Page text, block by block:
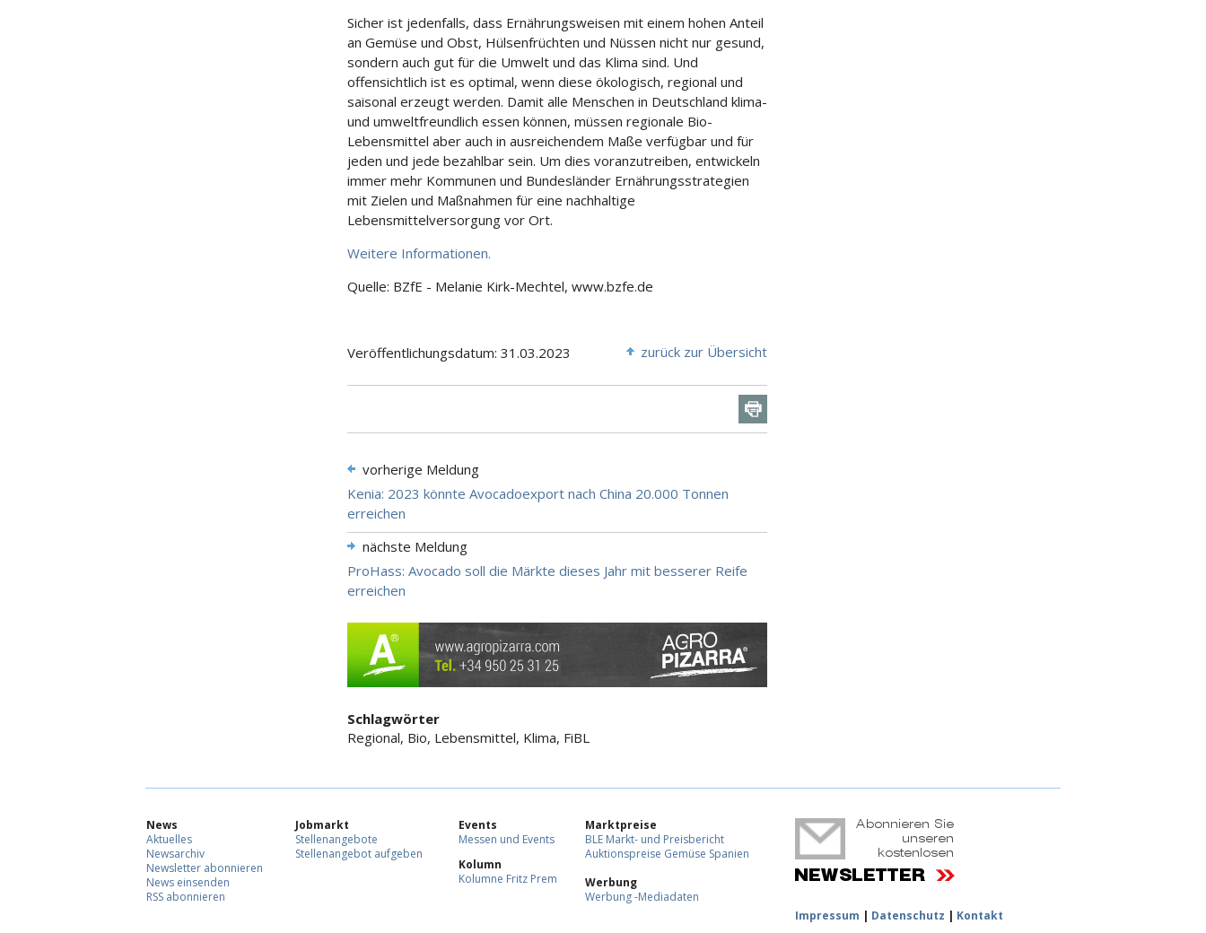
Sicher ist jedenfalls, dass Ernährungsweisen mit einem hohen Anteil
an Gemüse und Obst, Hülsenfrüchten und Nüssen nicht nur gesund,
sondern auch gut für die Umwelt und das Klima sind. Und
offensichtlich ist es optimal, wenn diese ökologisch, regional und
saisonal erzeugt werden. Damit alle Menschen in Deutschland klima-
und umweltfreundlich essen können, müssen regionale Bio-
Lebensmittel aber auch in ausreichendem Maße verfügbar und für
jeden und jede bezahlbar sein. Um dies voranzutreiben, entwickeln
immer mehr Kommunen und Bundesländer Ernährungsstrategien
mit Zielen und Maßnahmen für eine nachhaltige
Lebensmittelversorgung vor Ort.
Weitere Informationen.
Quelle: BZfE - Melanie Kirk-Mechtel, www.bzfe.de
Veröffentlichungsdatum: 31.03.2023 zurück zur Übersicht
vorherige Meldung
Kenia: 2023 könnte Avocadoexport nach China 20.000 Tonnen
erreichen
nächste Meldung
ProHass: Avocado soll die Märkte dieses Jahr mit besserer Reife
erreichen
Schlagwörter
Regional, Bio, Lebensmittel, Klima, FiBL
News
Aktuelles
Newsarchiv
Newsletter abonnieren
News einsenden
RSS abonnieren
Jobmarkt
Stellenangebote
Stellenangebot aufgeben
Events
Messen und Events
Kolumn
Kolumne Fritz Prem
Marktpreise
BLE Markt- und Preisbericht
Auktionspreise Gemüse Spanien
Werbung
Werbung -Mediadaten
Impressum | Datenschutz | Kontakt